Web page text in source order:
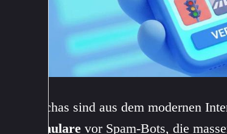
Captchas sind aus dem modernen
Formulare vor Spam-Bots, die